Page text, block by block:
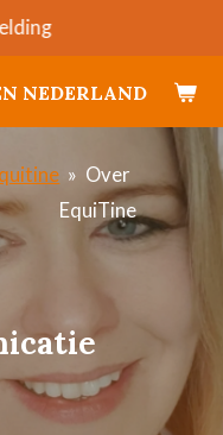
NEDERLAND
» Over
EquiTine